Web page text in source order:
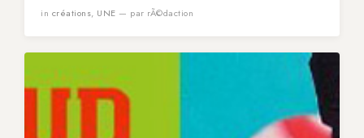
in créations, UNE — par rÃ©daction